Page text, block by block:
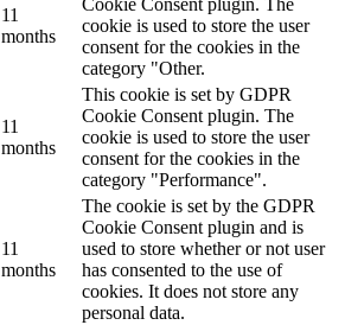
11
months
Cookie Consent plugin. The
cookie is used to store the user
consent for the cookies in the
category "Other.
11
months
This cookie is set by GDPR
Cookie Consent plugin. The
cookie is used to store the user
consent for the cookies in the
category "Performance".
11
months
The cookie is set by the GDPR
Cookie Consent plugin and is
used to store whether or not user
has consented to the use of
cookies. It does not store any
personal data.